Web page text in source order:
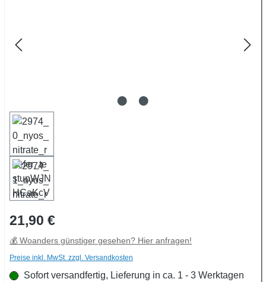
Regulärer Preis:
21,90 €
💰 Woanders günstiger gesehen? Hier anfragen!
Preise inkl. MwSt. zzgl. Versandkosten
Sofort versandfertig, Lieferung in ca. 1 - 3 Werktagen